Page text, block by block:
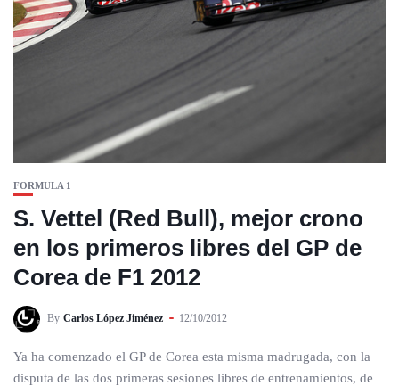
FORMULA 1
S. Vettel (Red Bull), mejor crono
en los primeros libres del GP de
Corea de F1 2012
By Carlos López Jiménez 12/10/2012
Ya ha comenzado el GP de Corea esta misma madrugada, con la
disputa de las dos primeras sesiones libres de entrenamientos, de